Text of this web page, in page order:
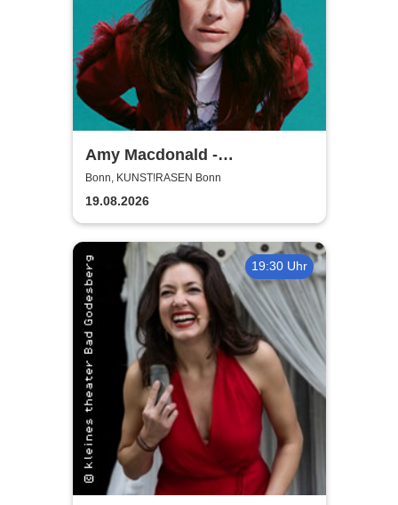
Amy Macdonald -
Sommershows 2026
Bonn, KUNST!RASEN Bonn
19.08.2026
19:30 Uhr